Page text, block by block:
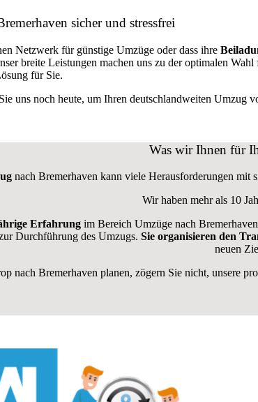
sicher und stressfrei
Netzwerk für günstige Umzüge oder dass ihre
breite Leistungen machen uns zu der optimalen
für Sie.
uns noch heute, um Ihren deutschlandweiten Umzug
Was wir Ihnen für
nach Bremerhaven kann viele Herausforderungen mit
Wir haben mehr als 10
Erfahrung im Bereich Umzüge nach
Durchführung des Umzugs. Sie organisieren den
neuen
nach Bremerhaven planen, zögern Sie nicht, unsere